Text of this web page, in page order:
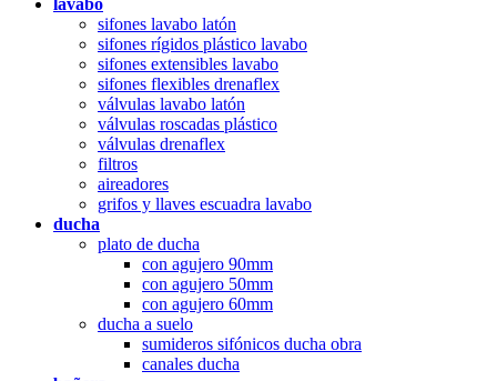
sifones lavabo latón
sifones rígidos plástico lavabo
sifones extensibles lavabo
sifones flexibles drenaflex
válvulas lavabo latón
válvulas roscadas plástico
válvulas drenaflex
filtros
aireadores
grifos y llaves escuadra lavabo
ducha
plato de ducha
con agujero 90mm
con agujero 50mm
con agujero 60mm
ducha a suelo
sumideros sifónicos ducha obra
canales ducha